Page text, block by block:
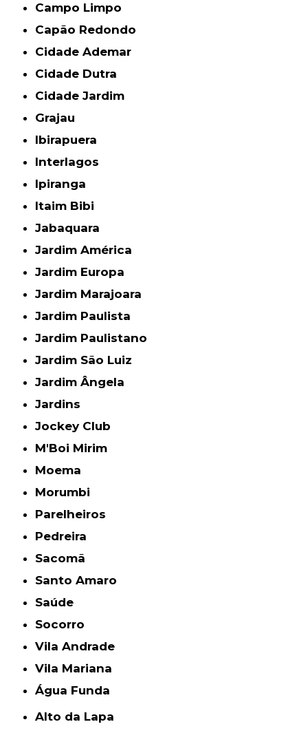
Campo Limpo
Capão Redondo
Cidade Ademar
Cidade Dutra
Cidade Jardim
Grajau
Ibirapuera
Interlagos
Ipiranga
Itaim Bibi
Jabaquara
Jardim América
Jardim Europa
Jardim Marajoara
Jardim Paulista
Jardim Paulistano
Jardim São Luiz
Jardim Ângela
Jardins
Jockey Club
M'Boi Mirim
Moema
Morumbi
Parelheiros
Pedreira
Sacomã
Santo Amaro
Saúde
Socorro
Vila Andrade
Vila Mariana
Água Funda
Alto da Lapa